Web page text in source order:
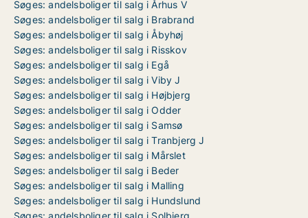
Søges: andelsboliger til salg i Århus V
Søges: andelsboliger til salg i Brabrand
Søges: andelsboliger til salg i Åbyhøj
Søges: andelsboliger til salg i Risskov
Søges: andelsboliger til salg i Egå
Søges: andelsboliger til salg i Viby J
Søges: andelsboliger til salg i Højbjerg
Søges: andelsboliger til salg i Odder
Søges: andelsboliger til salg i Samsø
Søges: andelsboliger til salg i Tranbjerg J
Søges: andelsboliger til salg i Mårslet
Søges: andelsboliger til salg i Beder
Søges: andelsboliger til salg i Malling
Søges: andelsboliger til salg i Hundslund
Søges: andelsboliger til salg i Solbjerg